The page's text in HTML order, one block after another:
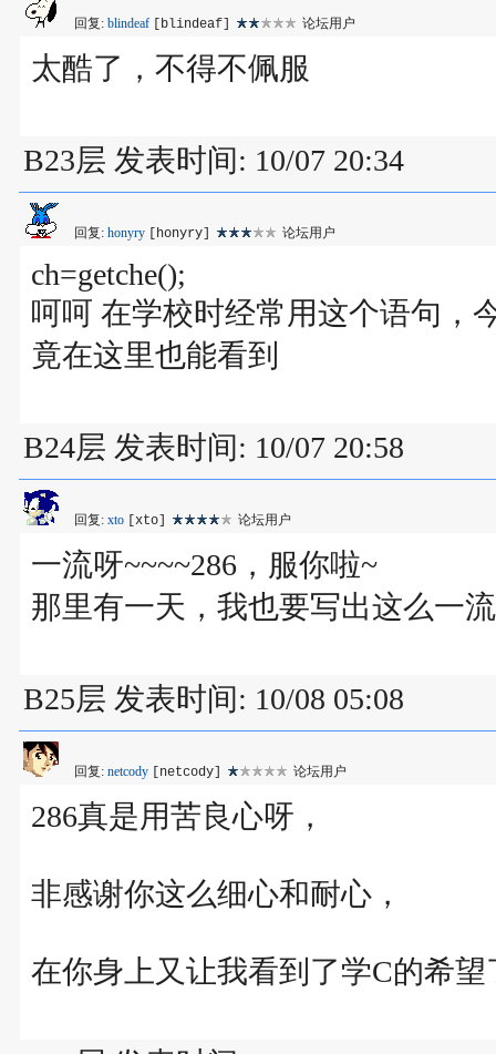
回复: blindeaf [blindeaf] 论坛用户
太酷了，不得不佩服
B23层 发表时间: 10/07 20:34
回复: honyry [honyry] 论坛用户
ch=getche();
呵呵 在学校时经常用这个语句，
竟在这里也能看到
B24层 发表时间: 10/07 20:58
回复: xto [xto] 论坛用户
一流呀~~~~286，服你啦~
那里有一天，我也要写出这么一
B25层 发表时间: 10/08 05:08
回复: netcody [netcody] 论坛用户
286真是用苦良心呀，
非感谢你这么细心和耐心，
在你身上又让我看到了学C的希望